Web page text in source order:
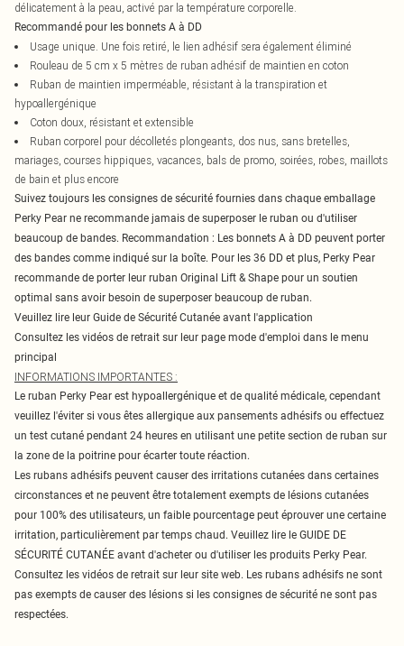
délicatement à la peau, activé par la température corporelle.
Recommandé pour les bonnets A à DD
Usage unique. Une fois retiré, le lien adhésif sera également éliminé
Rouleau de 5 cm x 5 mètres de ruban adhésif de maintien en coton
Ruban de maintien imperméable, résistant à la transpiration et
hypoallergénique
Coton doux, résistant et extensible
Ruban corporel pour décolletés plongeants, dos nus, sans bretelles,
mariages, courses hippiques, vacances, bals de promo, soirées, robes, maillots
de bain et plus encore
Suivez toujours les consignes de sécurité fournies dans chaque emballage
Perky Pear ne recommande jamais de superposer le ruban ou d'utiliser
beaucoup de bandes. Recommandation : Les bonnets A à DD peuvent porter
des bandes comme indiqué sur la boîte. Pour les 36 DD et plus, Perky Pear
recommande de porter leur ruban Original Lift & Shape pour un soutien
optimal sans avoir besoin de superposer beaucoup de ruban.
Veuillez lire leur Guide de Sécurité Cutanée avant l'application
Consultez les vidéos de retrait sur leur page mode d'emploi dans le menu
principal
INFORMATIONS IMPORTANTES :
Le ruban Perky Pear est hypoallergénique et de qualité médicale, cependant
veuillez l'éviter si vous êtes allergique aux pansements adhésifs ou effectuez
un test cutané pendant 24 heures en utilisant une petite section de ruban sur
la zone de la poitrine pour écarter toute réaction.
Les rubans adhésifs peuvent causer des irritations cutanées dans certaines
circonstances et ne peuvent être totalement exempts de lésions cutanées
pour 100% des utilisateurs, un faible pourcentage peut éprouver une certaine
irritation, particulièrement par temps chaud. Veuillez lire le GUIDE DE
SÉCURITÉ CUTANÉE avant d'acheter ou d'utiliser les produits Perky Pear.
Consultez les vidéos de retrait sur leur site web. Les rubans adhésifs ne sont
pas exempts de causer des lésions si les consignes de sécurité ne sont pas
respectées.